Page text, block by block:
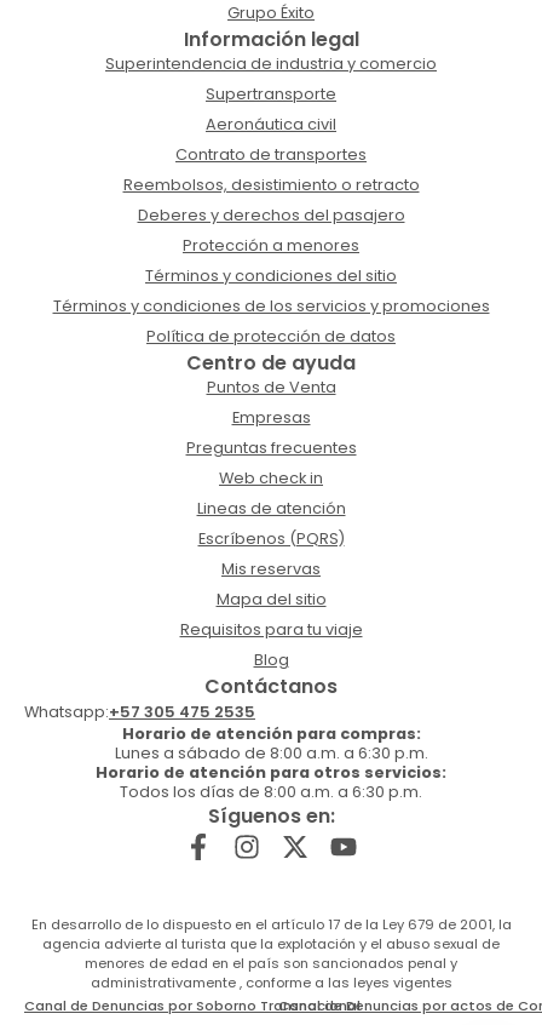
Grupo Éxito
Información legal
Superintendencia de industria y comercio
Supertransporte
Aeronáutica civil
Contrato de transportes
Reembolsos, desistimiento o retracto
Deberes y derechos del pasajero
Protección a menores
Términos y condiciones del sitio
Términos y condiciones de los servicios y promociones
Política de protección de datos
Centro de ayuda
Puntos de Venta
Empresas
Preguntas frecuentes
Web check in
Lineas de atención
Escríbenos (PQRS)
Mis reservas
Mapa del sitio
Requisitos para tu viaje
Blog
Contáctanos
Whatsapp:+57 305 475 2535
Horario de atención para compras:
Lunes a sábado de 8:00 a.m. a 6:30 p.m.
Horario de atención para otros servicios:
Todos los días de 8:00 a.m. a 6:30 p.m.
Síguenos en:
En desarrollo de lo dispuesto en el artículo 17 de la Ley 679 de 2001, la
agencia advierte al turista que la explotación y el abuso sexual de
menores de edad en el país son sancionados penal y
administrativamente , conforme a las leyes vigentes
Canal de Denuncias por Soborno TransnacionalCanal de Denuncias por actos de